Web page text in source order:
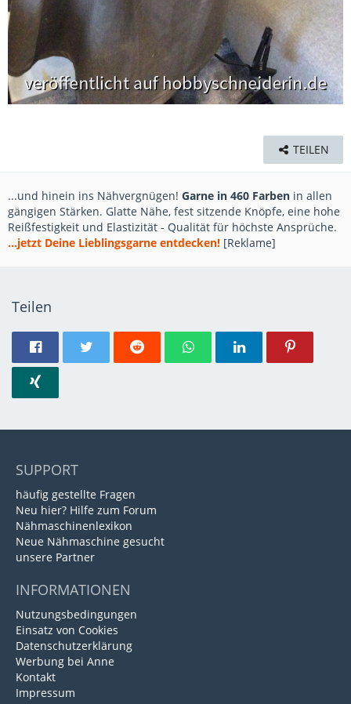
TEILEN
...und hinein ins Nähvergnügen! Garne in 460 Farben in allen
gängigen Stärken. Glatte Nähe, fest sitzende Knöpfe, eine hohe
Reißfestigkeit und Elastizität - Qualität für höchste Ansprüche.
...jetzt Deine Lieblingsgarne entdecken! [Reklame]
Teilen
SUPPORT
häufig gestellte Fragen
Neu hier? Hilfe zum Forum
Nähmaschinenlexikon
Neue Nähmaschine gesucht
unsere Partner
INFORMATIONEN
Nutzungsbedingungen
Einsatz von Cookies
Datenschutzerklärung
Werbung bei Anne
Kontakt
Impressum